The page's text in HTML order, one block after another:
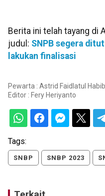
Berita ini telah tayang di
judul: SNPB segera
lakukan finalisasi
Pewarta : Astrid Faidlatul
Editor : Fery Heriyanto
Tags:
SNBP SNBP 2023